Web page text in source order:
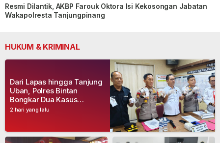
Resmi Dilantik, AKBP Farouk Oktora Isi Kekosongan Jabatan
Wakapolresta Tanjungpinang
HUKUM & KRIMINAL
2 hari yang lalu
Dari Lapas hingga Tanjung
Uban, Polres Bintan
Bongkar Dua Kasus
Narkoba, Empat Tersangka